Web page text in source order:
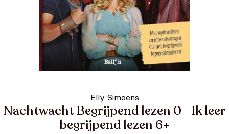
Elly Simoens
Nachtwacht Begrijpend lezen 0 - Ik leer
begrijpend lezen 6+